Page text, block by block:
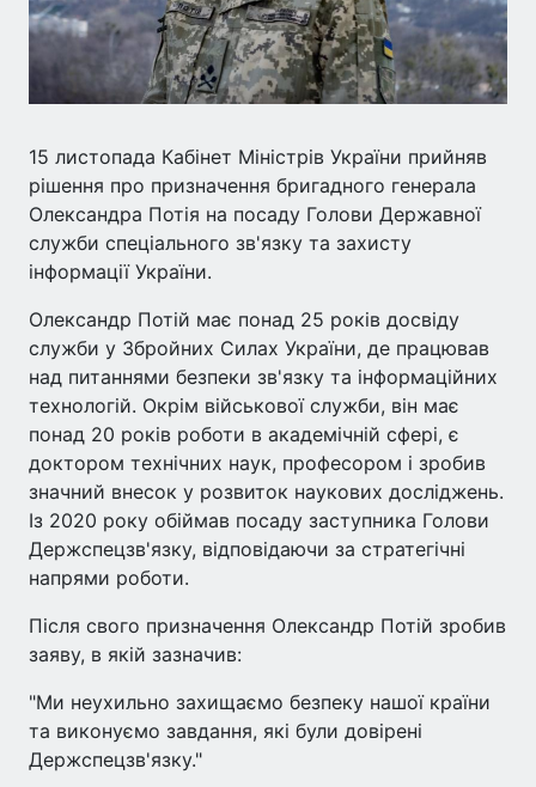
15 листопада Кабінет Міністрів України прийняв
рішення про призначення бригадного генерала
Олександра Потія на посаду Голови Державної
служби спеціального зв'язку та захисту
інформації України.
Олександр Потій має понад 25 років досвіду
служби у Збройних Силах України, де працював
над питаннями безпеки зв'язку та інформаційних
технологій. Окрім військової служби, він має
понад 20 років роботи в академічній сфері, є
доктором технічних наук, професором і зробив
значний внесок у розвиток наукових досліджень.
Із 2020 року обіймав посаду заступника Голови
Держспецзв'язку, відповідаючи за стратегічні
напрями роботи.
Після свого призначення Олександр Потій зробив
заяву, в якій зазначив:
"Ми неухильно захищаємо безпеку нашої країни
та виконуємо завдання, які були довірені
Держспецзв'язку."